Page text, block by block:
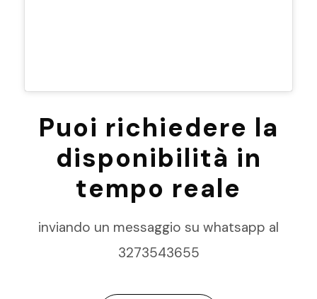
Puoi richiedere la
disponibilità in
tempo reale
inviando un messaggio su whatsapp al
3273543655